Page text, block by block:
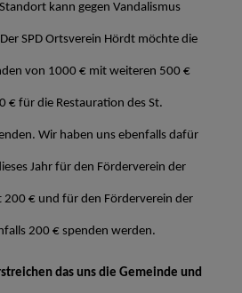
kann gegen Vandalismus
SPD Ortsverein Hördt möchte die
von 1000 € mit weiteren 500 €
€ für die Restauration des St.
Wir haben uns ebenfalls dafür
Jahr für den Förderverein der
200 € und für den Förderverein der
200 € spenden werden.
das uns die Gemeinde und